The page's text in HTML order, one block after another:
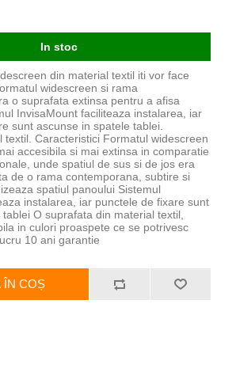
In stoc
din material textil iti vor face
widescreen si rama
o suprafata extinsa pentru a afisa
InvisaMount faciliteaza instalarea, iar
sunt ascunse in spatele tablei.
textil. Caracteristici Formatul widescreen
accesibila si mai extinsa in comparatie
unde spatiul de sus si de jos era
de o rama contemporana, subtire si
spatiul panoului Sistemul
instalarea, iar punctele de fixare sunt
O suprafata din material textil,
in culori proaspete ce se potrivesc
10 ani garantie
ÎN COȘ